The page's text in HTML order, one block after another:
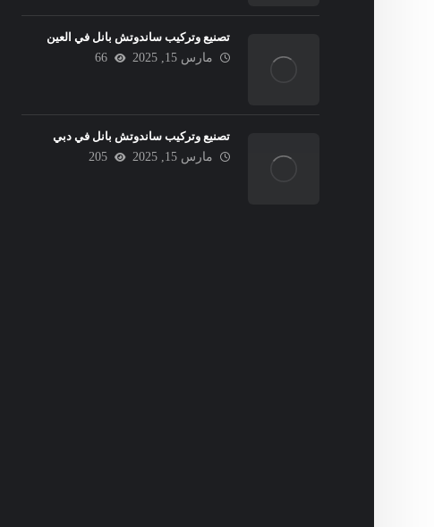
تصنيع وتركيب ساندوتش بانل في العين
مارس 15, 2025
66
تصنيع وتركيب ساندوتش بانل في دبي
مارس 15, 2025
205